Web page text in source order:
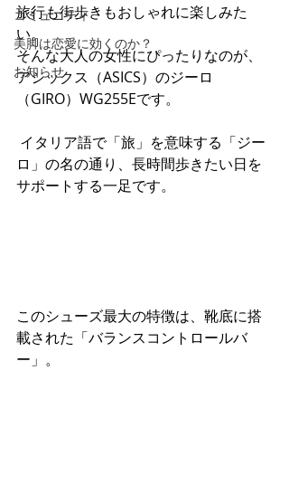
コミュニティ
美脚は恋愛に効くのか？
お知らせ
旅行も街歩きもおしゃれに楽しみた
い。
そんな大人の女性にぴったりなのが、
アシックス（ASICS）のジーロ
（GIRO）WG255Eです。
イタリア語で「旅」を意味する「ジー
ロ」の名の通り、長時間歩きたい日を
サポートする一足です。
このシューズ最大の特徴は、靴底に搭
載された「バランスコントロールバ
ー」。